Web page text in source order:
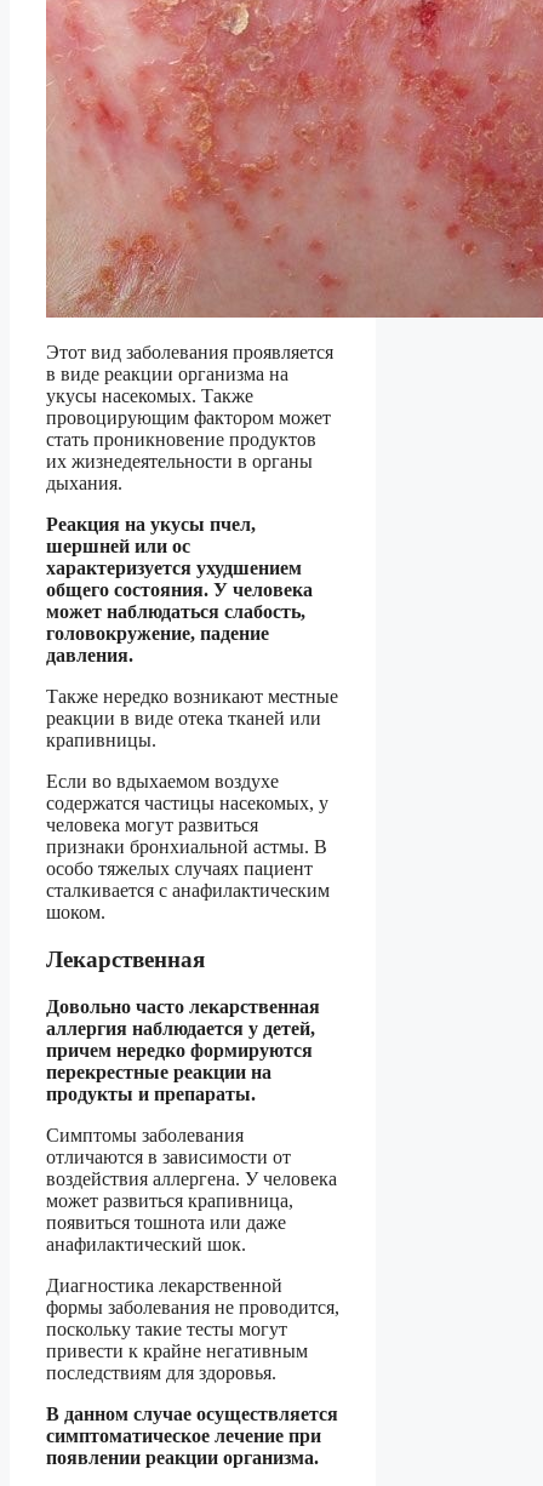
Этот вид заболевания проявляется
в виде реакции организма на
укусы насекомых. Также
провоцирующим фактором может
стать проникновение продуктов
их жизнедеятельности в органы
дыхания.
Реакция на укусы пчел,
шершней или ос
характеризуется ухудшением
общего состояния. У человека
может наблюдаться слабость,
головокружение, падение
давления.
Также нередко возникают местные
реакции в виде отека тканей или
крапивницы.
Если во вдыхаемом воздухе
содержатся частицы насекомых, у
человека могут развиться
признаки бронхиальной астмы. В
особо тяжелых случаях пациент
сталкивается с анафилактическим
шоком.
Лекарственная
Довольно часто лекарственная
аллергия наблюдается у детей,
причем нередко формируются
перекрестные реакции на
продукты и препараты.
Симптомы заболевания
отличаются в зависимости от
воздействия аллергена. У человека
может развиться крапивница,
появиться тошнота или даже
анафилактический шок.
Диагностика лекарственной
формы заболевания не проводится,
поскольку такие тесты могут
привести к крайне негативным
последствиям для здоровья.
В данном случае осуществляется
симптоматическое лечение при
появлении реакции организма.